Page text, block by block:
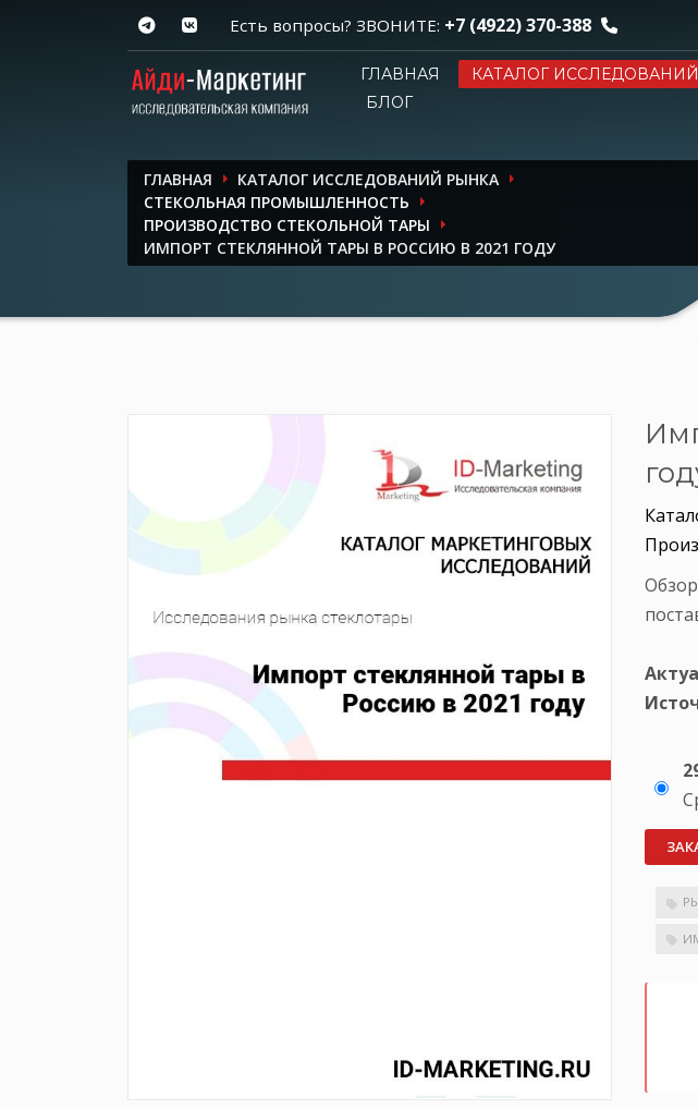
Есть вопросы? ЗВОНИТЕ: +7 (4922) 370-388
ГЛАВНАЯ КАТАЛОГ ИССЛЕДОВАНИЙ
БЛОГ
ГЛАВНАЯ
КАТАЛОГ ИССЛЕДОВАНИЙ РЫНКА
СТЕКОЛЬНАЯ ПРОМЫШЛЕННОСТЬ
ПРОИЗВОДСТВО СТЕКОЛЬНОЙ ТАРЫ
ИМПОРТ СТЕКЛЯННОЙ ТАРЫ В РОССИЮ В 2021 ГОДУ